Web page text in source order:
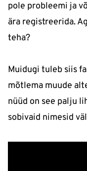
pole probleemi ja
ära registreerida.
teha?
Muidugi tuleb siis
mõtlema muude
nüüd on see palju
sobivaid nimesid